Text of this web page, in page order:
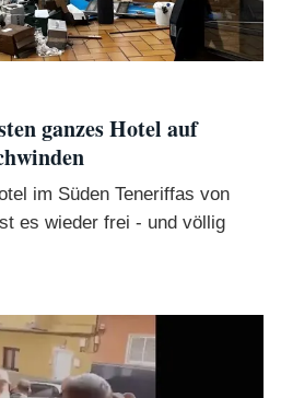
ganzes Hotel auf
im Süden Teneriffas von
es wieder frei - und völlig